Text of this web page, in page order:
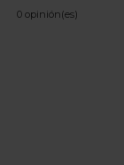
0 opinión(es)